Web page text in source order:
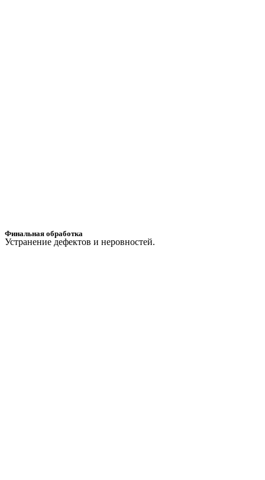
Финальная обработка
Устранение дефектов и неровностей.